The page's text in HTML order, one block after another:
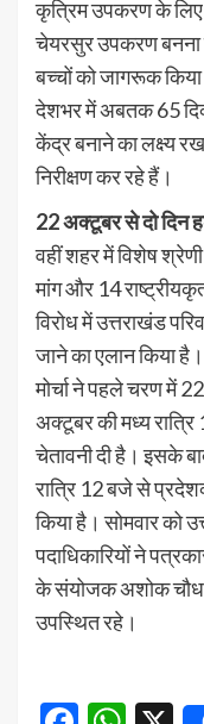
कृत्रिम उपकरण के लिए
चेयरसुर उपकरण बनना
बच्चों को जागरूक किया
देशभर में अबतक 65
केंद्र बनाने का लक्ष्य
निरीक्षण कर रहे हैं।
22 अक्टूबर से दो दिन
वहीं शहर में विशेष
मांग और 14
विरोध में उत्तराखंड
जाने का एलान किया
मोर्चा ने पहले चरण में
अक्टूबर की मध्य
चेतावनी दी है। इसके
रात्रि 12 बजे से
किया है। सोमवार को
पदाधिकारियों ने
के संयोजक अशोक
उपस्थित रहे।